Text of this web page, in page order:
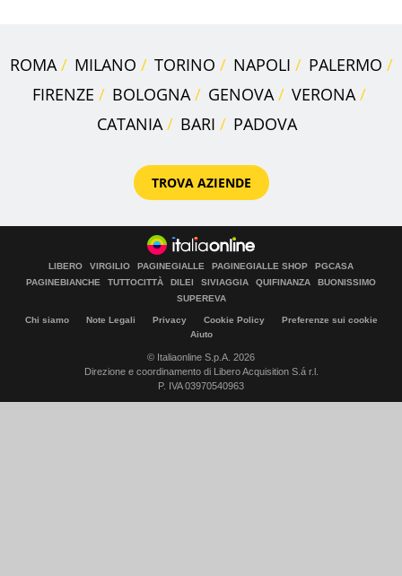
ROMA MILANO TORINO NAPOLI
PALERMO
FIRENZE
BOLOGNA GENOVA
VERONA
CATANIA
BARI PADOVA
TROVA AZIENDE
LIBERO VIRGILIO PAGINEGIALLE PAGINEGIALLE SHOP
PGCASA
PAGINEBIANCHE
TUTTOCITTÀ DILEI SIVIAGGIA QUIFINANZA
BUONISSIMO
SUPEREVA
Chi siamo Note Legali Privacy Cookie Policy
Preferenze sui cookie
Aiuto
© Italiaonline S.p.A. 2026
Direzione e coordinamento di Libero Acquisition S.á r.l.
P. IVA 03970540963